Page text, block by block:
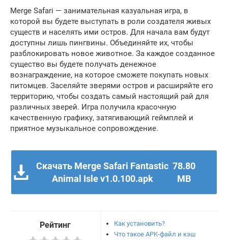
Merge Safari — занимательная казуальная игра, в
которой вы будете выступать в роли создателя живых
существ и населять ими остров. Для начала вам будут
доступны лишь пингвины. Объединяйте их, чтобы
разблокировать новое животное. За каждое созданное
существо вы будете получать денежное
вознаграждение, на которое сможете покупать новых
питомцев. Заселяйте зверями остров и расширяйте его
территорию, чтобы создать самый настоящий рай для
различных зверей. Игра получила красочную
качественную графику, затягивающий геймплей и
приятное музыкальное сопровождение.
Скачать Merge Safari Fantastic
Animal Isle v1.0.100.apk
78.80
MB
Рейтинг
Как установить?
Что такое APK-файл и кэш